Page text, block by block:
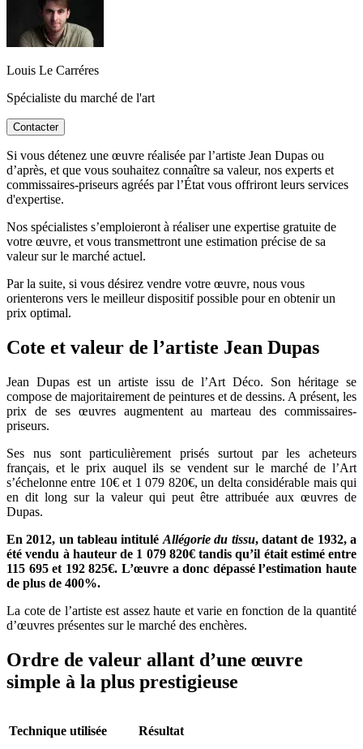
Louis Le Carréres
Spécialiste du marché de l'art
Contacter
Si vous détenez une œuvre réalisée par l’artiste Jean Dupas ou
d’après, et que vous souhaitez connaître sa valeur, nos experts et
commissaires-priseurs agréés par l’État vous offriront leurs services
d'expertise.
Nos spécialistes s’emploieront à réaliser une expertise gratuite de
votre œuvre, et vous transmettront une estimation précise de sa
valeur sur le marché actuel.
Par la suite, si vous désirez vendre votre œuvre, nous vous
orienterons vers le meilleur dispositif possible pour en obtenir un
prix optimal.
Cote et valeur de l’artiste Jean Dupas
Jean Dupas est un artiste issu de l’Art Déco. Son héritage se
compose de majoritairement de peintures et de dessins. A présent, les
prix de ses œuvres augmentent au marteau des commissaires-
priseurs.
Ses nus sont particulièrement prisés surtout par les acheteurs
français, et le prix auquel ils se vendent sur le marché de l’Art
s’échelonne entre 10€ et 1 079 820€, un delta considérable mais qui
en dit long sur la valeur qui peut être attribuée aux œuvres de
Dupas.
En 2012, un tableau intitulé Allégorie du tissu, datant de 1932, a
été vendu à hauteur de 1 079 820€ tandis qu’il était estimé entre
115 695 et 192 825€. L’œuvre a donc dépassé l’estimation haute
de plus de 400%.
La cote de l’artiste est assez haute et varie en fonction de la quantité
d’œuvres présentes sur le marché des enchères.
Ordre de valeur allant d’une œuvre
simple à la plus prestigieuse
Technique utilisée Résultat